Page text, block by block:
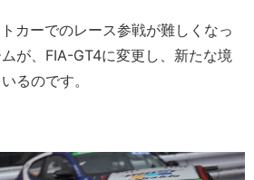
カーでのレース参戦が難しくなっ
が、FIA-GT4に変更し、新たな境
るのです。